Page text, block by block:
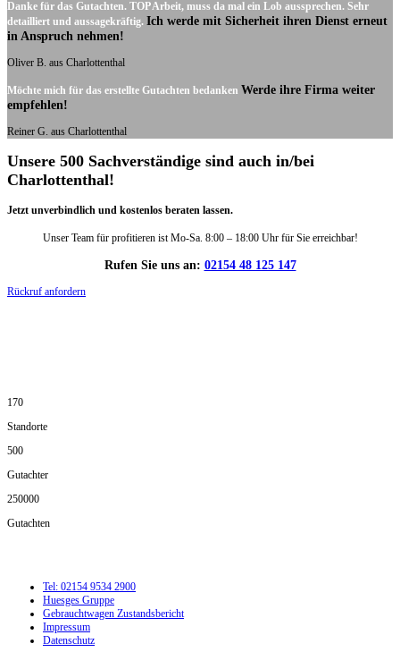
Danke für das Gutachten. TOP Arbeit, muss da mal ein Lob aussprechen. Sehr
detailliert und aussagekräftig. Ich werde mit Sicherheit ihren Dienst erneut
in Anspruch nehmen!
Oliver B. aus Charlottenthal
Möchte mich für das erstellte Gutachten bedanken Werde ihre Firma weiter
empfehlen!
Reiner G. aus Charlottenthal
Unsere 500 Sachverständige sind auch in/bei
Charlottenthal!
Jetzt unverbindlich und kostenlos beraten lassen.
Unser Team für profitieren ist Mo-Sa. 8:00 – 18:00 Uhr für Sie erreichbar!
Rufen Sie uns an: 02154 48 125 147
Rückruf anfordern
170
Standorte
500
Gutachter
250000
Gutachten
Tel: 02154 9534 2900
Huesges Gruppe
Gebrauchtwagen Zustandsbericht
Impressum
Datenschutz